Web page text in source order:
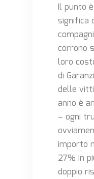
Il punto
significa
corrono
loro
di
delle
anno è
– ogni
importo
27% in
doppio